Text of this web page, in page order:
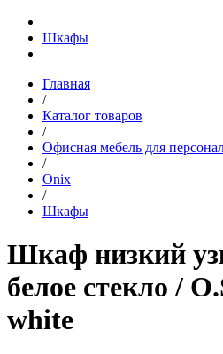
Шкафы
Главная
/
Каталог товаров
/
Офисная мебель для
/
Onix
/
Шкафы
Шкаф низкий
белое стекло /
white